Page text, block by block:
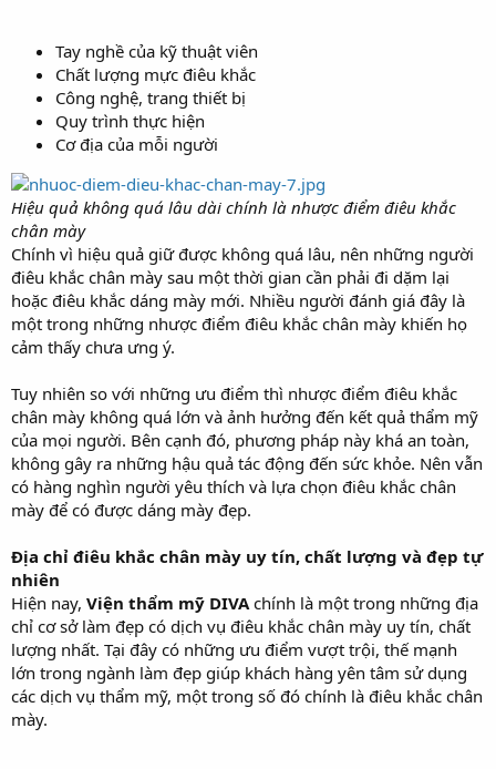
Tay nghề của kỹ thuật viên
Chất lượng mực điêu khắc
Công nghệ, trang thiết bị
Quy trình thực hiện
Cơ địa của mỗi người
Hiệu quả không quá lâu dài chính là nhược điểm điêu khắc
chân mày
Chính vì hiệu quả giữ được không quá lâu, nên những người
điêu khắc chân mày sau một thời gian cần phải đi dặm lại
hoặc điêu khắc dáng mày mới. Nhiều người đánh giá đây là
một trong những nhược điểm điêu khắc chân mày khiến họ
cảm thấy chưa ưng ý.
Tuy nhiên so với những ưu điểm thì nhược điểm điêu khắc
chân mày không quá lớn và ảnh hưởng đến kết quả thẩm mỹ
của mọi người. Bên cạnh đó, phương pháp này khá an toàn,
không gây ra những hậu quả tác động đến sức khỏe. Nên vẫn
có hàng nghìn người yêu thích và lựa chọn điêu khắc chân
mày để có được dáng mày đẹp.
Địa chỉ điêu khắc chân mày uy tín, chất lượng và đẹp tự
nhiên
Hiện nay, Viện thẩm mỹ DIVA chính là một trong những địa
chỉ cơ sở làm đẹp có dịch vụ điêu khắc chân mày uy tín, chất
lượng nhất. Tại đây có những ưu điểm vượt trội, thế mạnh
lớn trong ngành làm đẹp giúp khách hàng yên tâm sử dụng
các dịch vụ thẩm mỹ, một trong số đó chính là điêu khắc chân
mày.